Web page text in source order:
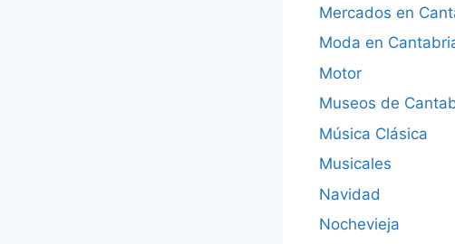
Mercados en
Moda en
Motor
Museos de
Música Clásica
Musicales
Navidad
Nochevieja